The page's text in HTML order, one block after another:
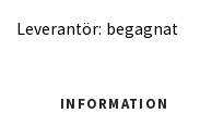
Leverantör: begagnat
INFORMATION